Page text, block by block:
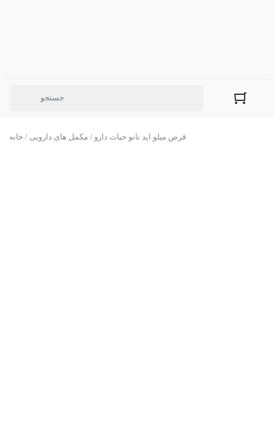
خانه / مکمل های دارویی / قرص میلو اید نانو حیات دارو